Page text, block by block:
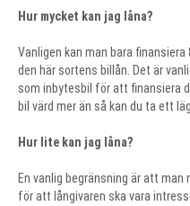
Hur mycket kan jag låna?
Vanligen kan man bara
den här sortens billån. Det är
som inbytesbil för att finansiera
bil värd mer än så kan du ta ett
Hur lite kan jag låna?
En vanlig begränsning är att man
för att långivaren ska vara